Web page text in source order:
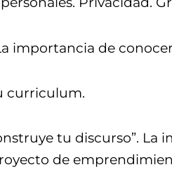
importancia de
curriculum.
tu discurso”.
de